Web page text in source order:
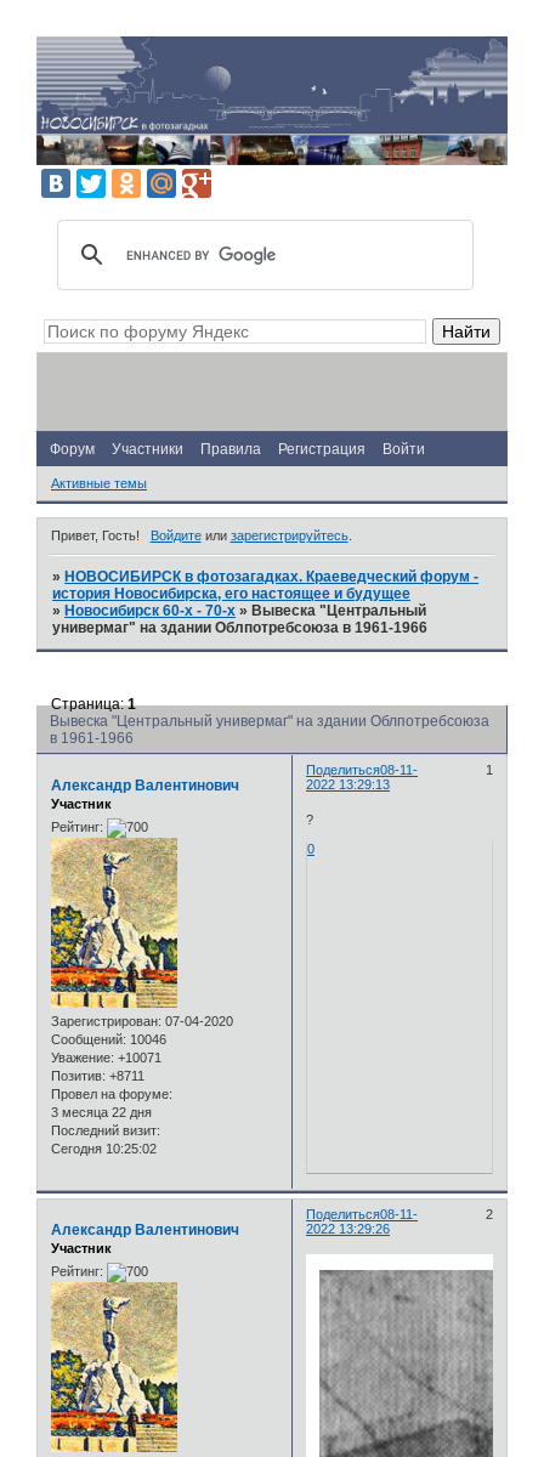
Форум Участники Правила Регистрация Войти
Активные темы
Привет, Гость! Войдитеили зарегистрируйтесь.
» НОВОСИБИРСК в фотозагадках. Краеведческий форум -
история Новосибирска, его настоящее и будущее
» Новосибирск 60-х - 70-х » Вывеска "Центральный
универмаг" на здании Облпотребсоюза в 1961-1966
Вывеска "Центральный универмаг" на здании Облпотребсоюза
в 1961-1966
Страница:1
Поделиться 1
08-11-
2022 13:29:13
Александр Валентинович
Участник
Рейтинг:
Зарегистрирован: 07-04-2020
Сообщений: 10046
Уважение: +10071
Позитив: +8711
Провел на форуме:
3 месяца 22 дня
Последний визит:
Сегодня 10:25:02
?
0
Поделиться 2
08-11-
2022 13:29:26
Александр Валентинович
Участник
Рейтинг: